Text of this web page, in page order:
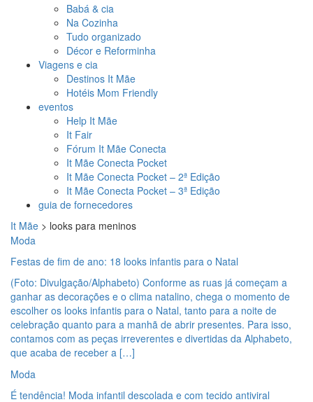
Babá & cia
Na Cozinha
Tudo organizado
Décor e Reforminha
Viagens e cia
Destinos It Mãe
Hotéis Mom Friendly
eventos
Help It Mãe
It Fair
Fórum It Mãe Conecta
It Mãe Conecta Pocket
It Mãe Conecta Pocket – 2ª Edição
It Mãe Conecta Pocket – 3ª Edição
guia de fornecedores
It Mãe > looks para meninos
Moda
Festas de fim de ano: 18 looks infantis para o Natal
(Foto: Divulgação/Alphabeto) Conforme as ruas já começam a
ganhar as decorações e o clima natalino, chega o momento de
escolher os looks infantis para o Natal, tanto para a noite de
celebração quanto para a manhã de abrir presentes. Para isso,
contamos com as peças irreverentes e divertidas da Alphabeto,
que acaba de receber a […]
Moda
É tendência! Moda infantil descolada e com tecido antiviral